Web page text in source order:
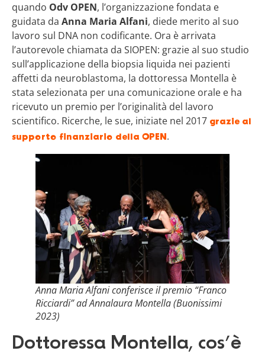
quando Odv OPEN, l’organizzazione fondata e
guidata da Anna Maria Alfani, diede merito al suo
lavoro sul DNA non codificante. Ora è arrivata
l’autorevole chiamata da SIOPEN: grazie al suo studio
sull’applicazione della biopsia liquida nei pazienti
affetti da neuroblastoma, la dottoressa Montella è
stata selezionata per una comunicazione orale e ha
ricevuto un premio per l’originalità del lavoro
scientifico. Ricerche, le sue, iniziate nel 2017 grazie al
supporto finanziario della OPEN.
Anna Maria Alfani conferisce il premio “Franco
Ricciardi” ad Annalaura Montella (Buonissimi
2023)
Dottoressa Montella, cos’è